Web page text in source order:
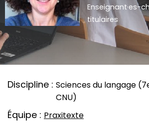
Enseignant·es-
titulaires
Discipline
Sciences du langage
CNU)
Équipe Praxitexte